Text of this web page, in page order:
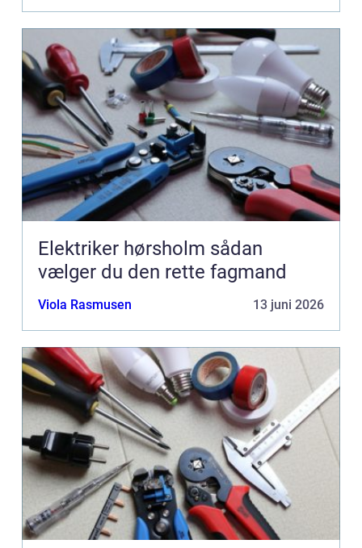
Elektriker hørsholm sådan
vælger du den rette fagmand
Viola Rasmusen 13 juni 2026